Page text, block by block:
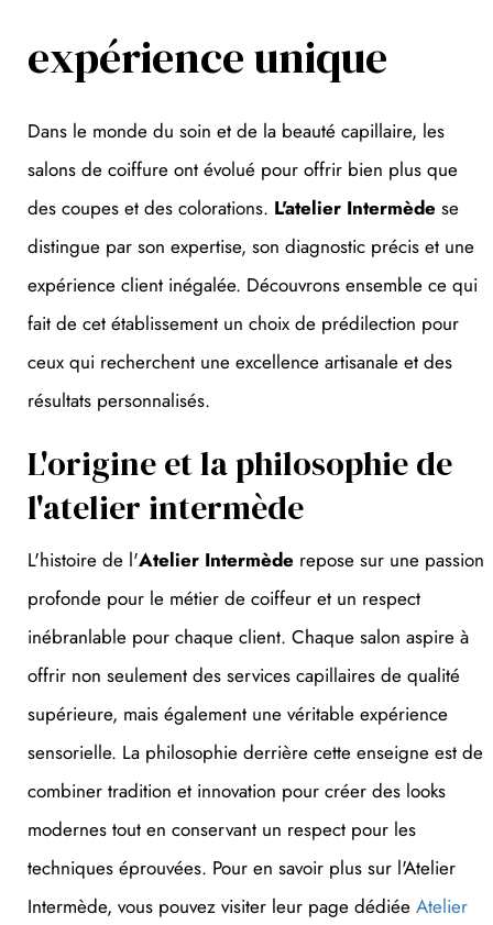
expérience unique
salons de coiffure ont évolué pour offrir bien plus que
des coupes et des colorations.L'atelier Intermèdese
distingue par son expertise, son diagnostic précis et une
expérience client inégalée. Découvrons ensemble ce qui
fait de cet établissement un choix de prédilection pour
ceux qui recherchent une excellence artisanale et des
résultats personnalisés.
l'atelier intermède
profonde pour le métier de coiffeur et un respect
inébranlable pour chaque client. Chaque salon aspire à
offrir non seulement des services capillaires de qualité
supérieure, mais également une véritable expérience
sensorielle. La philosophie derrière cette enseigne est de
combiner tradition et innovation pour créer des looks
modernes tout en conservant un respect pour les
techniques éprouvées. Pour en savoir plus sur l'Atelier
Intermède, vous pouvez visiter leur page dédiéeAtelier
Intermède, où sont détaillés leurs engagements et